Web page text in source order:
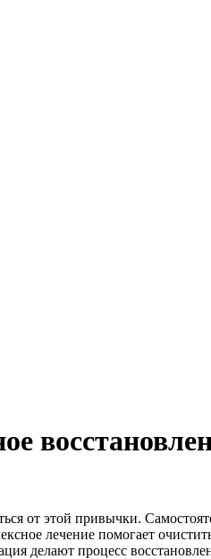
от этой привычки.
лечение помогает
делают процесс